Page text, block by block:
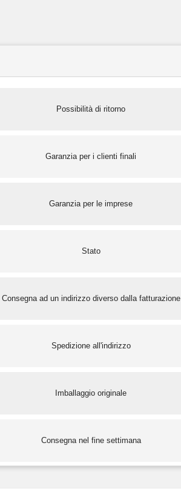
Possibilità di ritorno
Garanzia per i clienti finali
Garanzia per le imprese
Stato
Consegna ad un indirizzo diverso dalla fatturazione
Spedizione all'indirizzo
Imballaggio originale
Consegna nel fine settimana